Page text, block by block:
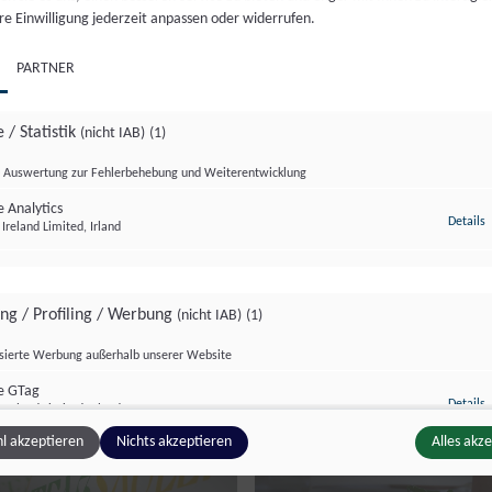
25. Juni. 2026 // 220 Do., 11. Juni. 2026
Magazin
Einwilligung jederzeit anpassen oder widerrufen.
PARTNER
/ Statistik (nicht IAB) (1)
Auswertung zur Fehlerbehebung und Weiterentwicklung
Analytics
Ireland Limited, Irland Details
/ Profiling / Werbung (nicht IAB) (1)
Werbung außerhalb unserer Website
GTag
Ireland Limited, Irland Details
akzeptieren Nichts akzeptieren Alles